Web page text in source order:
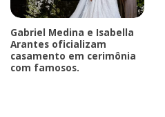
Gabriel Medina e Isabella
Arantes oficializam
casamento em cerimônia
com famosos.